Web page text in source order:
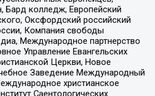
Бард колледж, Европейский
Оксфордский российский
Компания свободы
Международное партнерство
Управление Евангельских
Церкви, Новое
Заведение Международный
христианское
Саентологических